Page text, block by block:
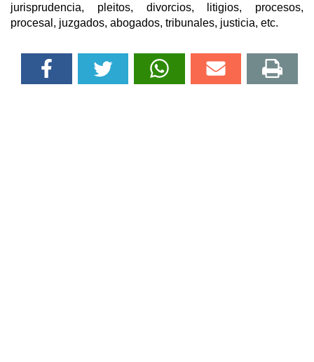
jurisprudencia, pleitos, divorcios, litigios, procesos,
procesal, juzgados, abogados, tribunales, justicia, etc.